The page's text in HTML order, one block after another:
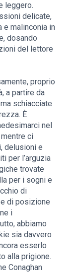
leggero.
delicate,
e malinconia in
dosando
del lettore
proprio
a partire da
schiacciate
È
nel
ci
delusioni e
per l’arguzia
trovate
per i sogni e
di
di posizione
i
abbiamo
sia davvero
esserlo
alla prigione.
Conaghan